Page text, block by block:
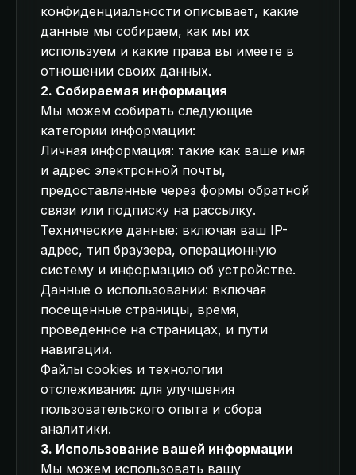
конфиденциальности описывает, какие
данные мы собираем, как мы их
используем и какие права вы имеете в
отношении своих данных.
2. Собираемая информация
Мы можем собирать следующие
категории информации:
Личная информация: такие как ваше имя
и адрес электронной почты,
предоставленные через формы обратной
связи или подписку на рассылку.
Технические данные: включая ваш IP-
адрес, тип браузера, операционную
систему и информацию об устройстве.
Данные о использовании: включая
посещенные страницы, время,
проведенное на страницах, и пути
навигации.
Файлы cookies и технологии
отслеживания: для улучшения
пользовательского опыта и сбора
аналитики.
3. Использование вашей информации
Мы можем использовать вашу